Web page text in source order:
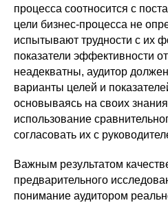
процесса соотносится с
цели бизнес-процесса не
испытывают трудности с их
показатели эффективности
неадекватны, аудитор
варианты целей и
основываясь на своих
использование
согласовать их с
Важным результатом
предварительного
понимание аудитором